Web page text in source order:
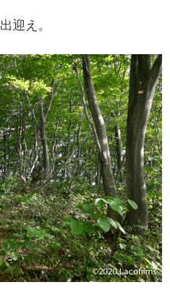
迎え。